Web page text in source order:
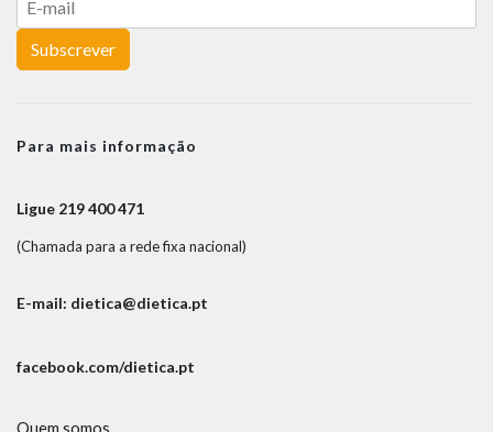
Subscrever
Para mais informação
Ligue 219 400 471
(Chamada para a rede fixa nacional)
E-mail: dietica@dietica.pt
facebook.com/dietica.pt
Quem somos